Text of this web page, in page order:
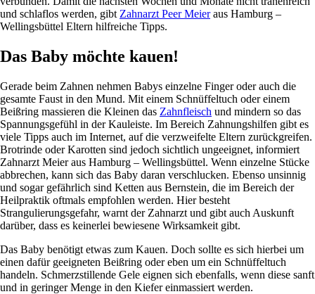
und schlaflos werden, gibt Zahnarzt Peer Meieraus Hamburg –
Wellingsbüttel Eltern hilfreiche Tipps.
Das Baby möchte kauen!
Gerade beim Zahnen nehmen Babys einzelne Finger oder auch die
gesamte Faust in den Mund. Mit einem Schnüffeltuch oder einem
Beißring massieren die Kleinen das Zahnfleisch und mindern so das
Spannungsgefühl in der Kauleiste. Im Bereich Zahnungshilfen gibt es
viele Tipps auch im Internet, auf die verzweifelte Eltern zurückgreifen.
Brotrinde oder Karotten sind jedoch sichtlich ungeeignet, informiert
Zahnarzt Meier aus Hamburg – Wellingsbüttel. Wenn einzelne Stücke
abbrechen, kann sich das Baby daran verschlucken. Ebenso unsinnig
und sogar gefährlich sind Ketten aus Bernstein, die im Bereich der
Heilpraktik oftmals empfohlen werden. Hier besteht
Strangulierungsgefahr, warnt der Zahnarzt und gibt auch Auskunft
darüber, dass es keinerlei bewiesene Wirksamkeit gibt.
Das Baby benötigt etwas zum Kauen. Doch sollte es sich hierbei um
einen dafür geeigneten Beißring oder eben um ein Schnüffeltuch
handeln. Schmerzstillende Gele eignen sich ebenfalls, wenn diese sanft
und in geringer Menge in den Kiefer einmassiert werden.